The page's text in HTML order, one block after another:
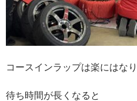
コースインラップは楽にはな
待ち時間が長くなると